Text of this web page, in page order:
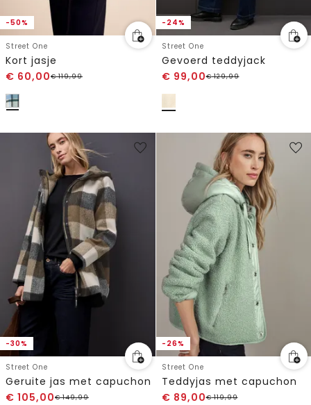
-50%
Street One
Kort jasje
€ 60,00€119,99
-24%
Street One
Gevoerd teddyjack
€ 99,00€129,99
-30%
Street One
Geruite jas met capuchon
€ 105,00€149,99
-26%
Street One
Teddyjas met capuchon
€ 89,00€119,99